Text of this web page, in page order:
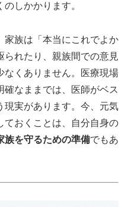
しかかります。
家族は「本当にこれでよか
られたり、親族間での意見
なくありません。医療現場
確なままでは、医師がベス
現実があります。今、元気
ておくことは、自分自身の
族を守るための準備でもあ